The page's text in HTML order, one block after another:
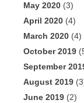
May 2020 (3)
April 2020 (4)
March 2020 (4)
October 2019
September
August 2019
June 2019 (2)